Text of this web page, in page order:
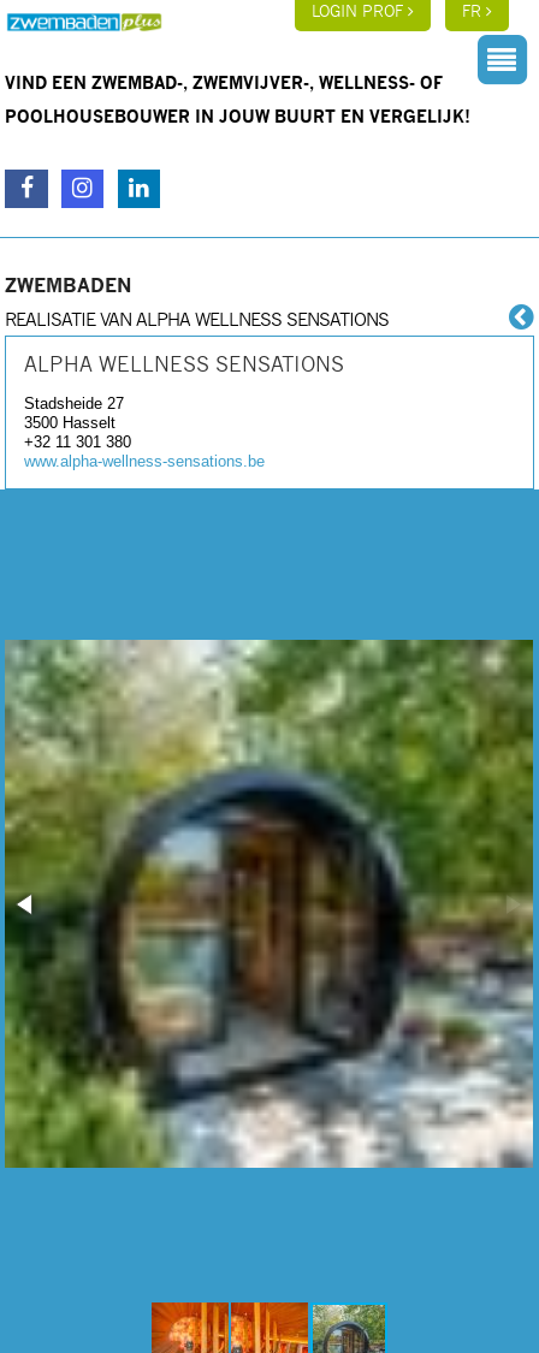
LOGIN PROF FR
VIND EEN ZWEMBAD-, ZWEMVIJVER-, WELLNESS- OF
POOLHOUSEBOUWER IN JOUW BUURT EN VERGELIJK!
ZWEMBADEN
REALISATIE VAN ALPHA WELLNESS SENSATIONS
ALPHA WELLNESS SENSATIONS
Stadsheide 27
3500 Hasselt
+32 11 301 380
www.alpha-wellness-sensations.be